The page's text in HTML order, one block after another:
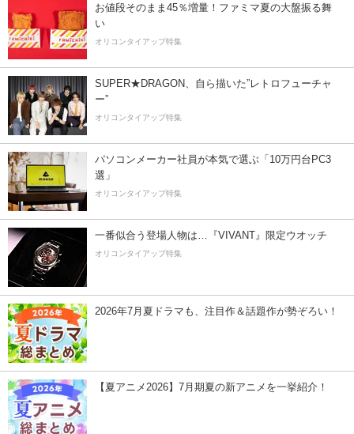
お値段そのまま45％増量！ファミマ夏の大盤振る舞
い
オリコンタイアップ特集
SUPER★DRAGON、自ら描いた”レトロフューチャ
ー”
オリコンタイアップ特集
パソコンメーカー社員が本気で選ぶ「10万円台PC3
選」
オリコンタイアップ特集
一番似合う登場人物は…『VIVANT』限定ウオッチ
オリコンタイアップ特集
2026年7月夏ドラマも、注目作＆話題作が勢ぞろい！
【夏アニメ2026】7月期夏の新アニメを一挙紹介！